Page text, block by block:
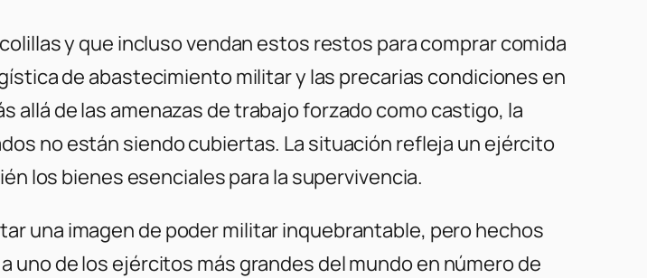
y que incluso vendan estos restos para comprar comida
de abastecimiento militar y las precarias condiciones en
allá de las amenazas de trabajo forzado como castigo, la
no están siendo cubiertas. La situación refleja un ejército
los bienes esenciales para la supervivencia.
una imagen de poder militar inquebrantable, pero hechos
uno de los ejércitos más grandes del mundo en número de